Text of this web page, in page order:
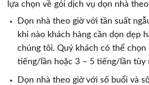
lựa chọn về gói dịch vụ dọn nhà
Dọn nhà theo giờ với tần suất
khi nào khách hàng cần dọn dẹp
chúng tôi. Quý khách có thể chọn
tiếng/lần hoặc 3 – 5 tiếng/lần tùy
Dọn nhà theo giờ với số buổi và